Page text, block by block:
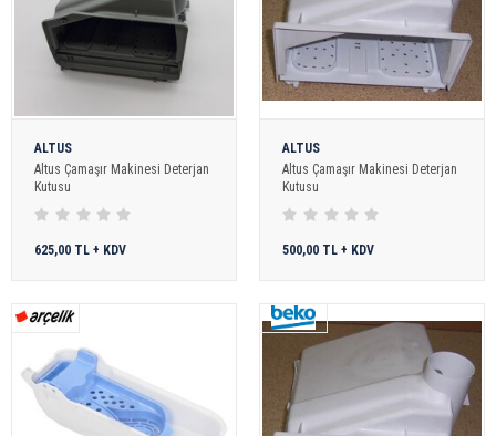
ALTUS
Altus Çamaşır Makinesi Deterjan
Kutusu
625,00 TL + KDV
ALTUS
Altus Çamaşır Makinesi Deterjan
Kutusu
500,00 TL + KDV